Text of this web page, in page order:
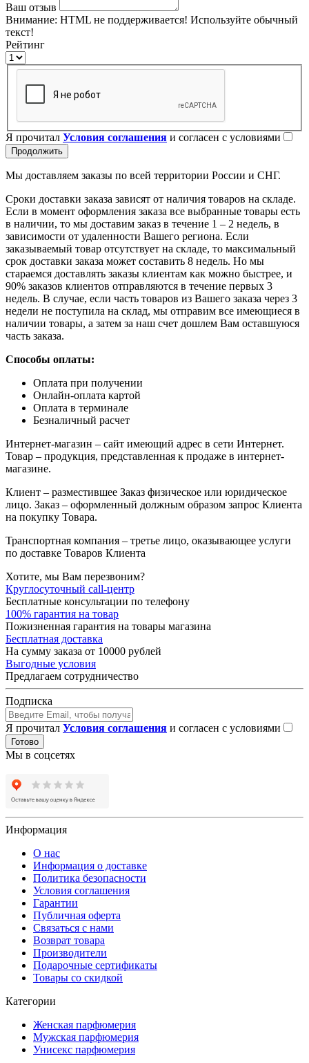
Ваш отзыв
Внимание: HTML не поддерживается! Используйте обычный
текст!
Рейтинг
Я прочитал Условия соглашения и согласен с условиями
Продолжить
Мы доставляем заказы по всей территории России и СНГ.
Сроки доставки заказа зависят от наличия товаров на складе.
Если в момент оформления заказа все выбранные товары есть
в наличии, то мы доставим заказ в течение 1 – 2 недель, в
зависимости от удаленности Вашего региона. Если
заказываемый товар отсутствует на складе, то максимальный
срок доставки заказа может составить 8 недель. Но мы
стараемся доставлять заказы клиентам как можно быстрее, и
90% заказов клиентов отправляются в течение первых 3
недель. В случае, если часть товаров из Вашего заказа через 3
недели не поступила на склад, мы отправим все имеющиеся в
наличии товары, а затем за наш счет дошлем Вам оставшуюся
часть заказа.
Способы оплаты:
Оплата при получении
Онлайн-оплата картой
Оплата в терминале
Безналичный расчет
Интернет-магазин – сайт имеющий адрес в сети Интернет.
Товар – продукция, представленная к продаже в интернет-
магазине.
Клиент – разместившее Заказ физическое или юридическое
лицо. Заказ – оформленный должным образом запрос Клиента
на покупку Товара.
Транспортная компания – третье лицо, оказывающее услуги
по доставке Товаров Клиента
Хотите, мы Вам перезвоним?
Круглосуточный call-центр
Бесплатные консультации по телефону
100% гарантия на товар
Пожизненная гарантия на товары магазина
Бесплатная доставка
На сумму заказа от 10000 рублей
Выгодные условия
Предлагаем сотрудничество
Подписка
Я прочитал Условия соглашения и согласен с условиями
Готово
Мы в соцсетях
Информация
О нас
Информация о доставке
Политика безопасности
Условия соглашения
Гарантии
Публичная оферта
Связаться с нами
Возврат товара
Производители
Подарочные сертификаты
Товары со скидкой
Категории
Женская парфюмерия
Мужская парфюмерия
Унисекс парфюмерия